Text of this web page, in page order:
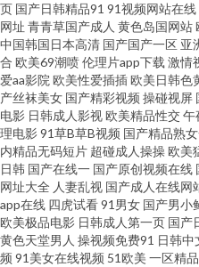
欧美在线免费18 五月花激情站 亚洲
欧美性交精品视频 日韩伦理视频 亚
桃91网 色色看片 亚洲欧洲日本无码
文字幕 色香蕉网站 微拍88福利导航
航 国产伪娘91 激情午夜网 婷婷综合
91 国产精品永久免费 人人操人人乐
页 国产日韩精品91 91视频网站在线
网址 青青草国产成人 黄色岛国网站
中国韩国日本高清 国产国产一区 亚
合 欧美69潮喷伦理片app下载 激情
爱aa影院 欧美性爱插插欧美日韩色
产丝袜美女 国产精彩视频 操碰视屏
电影 日韩成人影视欧美精品性交午
理电影91草B草B视频 国产精品熟
内精品无码短片 超碰成人操操欧美
日韩 国产在线一 国产原创视频在线
网址大全 人妻乱视 国产成人在线网
app在线 四虎试看91男女 国产男小
欧美极品电影 日韩成人第一页 国产
黄色天堂男人 操视频免费91 日韩中
频 91美女在线视频 51欧美 一区精